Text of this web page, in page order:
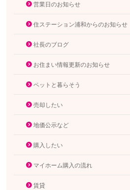
営業日のお知らせ
住ステーション浦和からのお知らせ
社長のブログ
お住まい情報更新のお知らせ
ペットと暮らそう
売却したい
地価公示など
購入したい
マイホーム購入の流れ
賃貸